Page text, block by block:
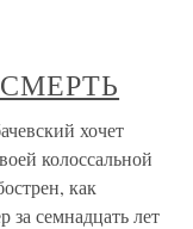
хочет
колоссальной
как
семнадцать лет